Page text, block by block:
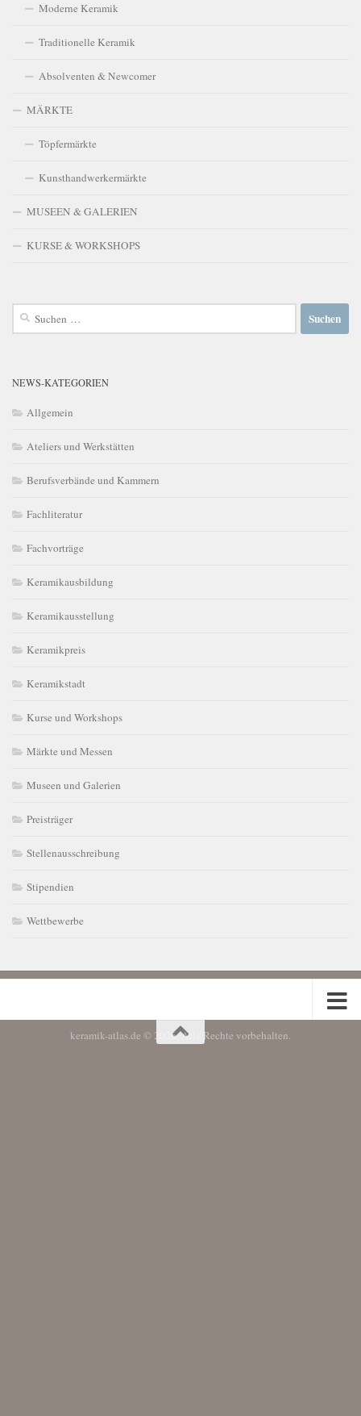
Moderne Keramik
Traditionelle Keramik
Absolventen & Newcomer
MÄRKTE
Töpfermärkte
Kunsthandwerkermärkte
MUSEEN & GALERIEN
KURSE & WORKSHOPS
Suchen
NEWS-KATEGORIEN
Allgemein
Ateliers und Werkstätten
Berufsverbände und Kammern
Fachliteratur
Fachvorträge
Keramikausbildung
Keramikausstellung
Keramikpreis
Keramikstadt
Kurse und Workshops
Märkte und Messen
Museen und Galerien
Preisträger
Stellenausschreibung
Stipendien
Wettbewerbe
keramik-atlas.de © 2026. Alle Rechte vorbehalten.